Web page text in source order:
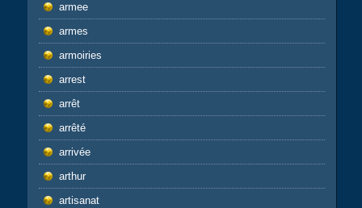
armee
armes
armoiries
arrest
arrêt
arrêté
arrivée
arthur
artisanat